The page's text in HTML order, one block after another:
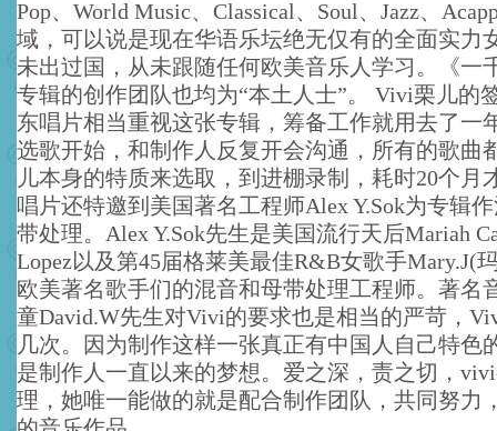
Pop、World Music、Classical、Soul、Jazz、
域，可以说是现在华语乐坛绝无仅有的全面实力
未出过国，从未跟随任何欧美音乐人学习。《一
专辑的创作团队也均为“本土人士”。 Vivi栗儿的
东唱片相当重视这张专辑，筹备工作就用去了一
选歌开始，和制作人反复开会沟通，所有的歌曲
儿本身的特质来选取，到进棚录制，耗时20个月
唱片还特邀到美国著名工程师Alex Y.Sok为专辑
带处理。Alex Y.Sok先生是美国流行天后Mariah
Lopez以及第45届格莱美最佳R&B女歌手Mary.J(
欧美著名歌手们的混音和母带处理工程师。著名
童David.W先生对Vivi的要求也是相当的严苛，
几次。因为制作这样一张真正有中国人自己特色
是制作人一直以来的梦想。爱之深，责之切，
理，她唯一能做的就是配合制作团队，共同努力